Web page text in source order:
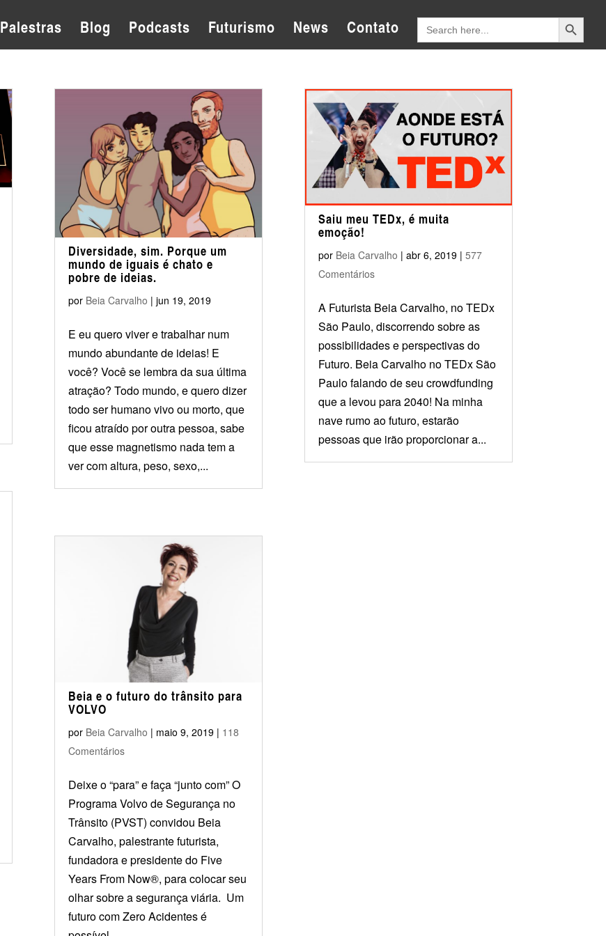
Palestras Blog Podcasts Futurismo News Contato Search
for:
Search Button
Diversidade, sim. Porque um
mundo de iguais é chato e
pobre de ideias.
por Beia Carvalho |jun 19, 2019
E eu quero viver e trabalhar num
mundo abundante de ideias! E
você? Você se lembra da sua última
atração? Todo mundo, e quero dizer
todo ser humano vivo ou morto, que
ficou atraído por outra pessoa, sabe
que esse magnetismo nada tem a
ver com altura, peso, sexo,...
Beia e o futuro do trânsito para
VOLVO
por Beia Carvalho | maio 9, 2019 | 118
Comentários
Deixe o “para” e faça “junto com” O
Programa Volvo de Segurança no
Trânsito (PVST) convidou Beia
Carvalho, palestrante futurista,
fundadora e presidente do Five
Years From Now®, para colocar seu
olhar sobre a segurança viária. Um
futuro com Zero Acidentes é
Saiu meu TEDx, é muita
emoção!
por Beia Carvalho | abr 6, 2019| 577
Comentários
A Futurista Beia Carvalho, no TEDx
São Paulo, discorrendo sobre as
possibilidades e perspectivas do
Futuro. Beia Carvalho no TEDx São
Paulo falando de seu crowdfunding
que a levou para 2040! Na minha
nave rumo ao futuro, estarão
pessoas que irão proporcionar a...